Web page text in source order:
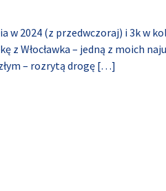
w 2024 (z przedwczoraj) i 3k w
z Włocławka – jedną z moich
– rozrytą drogę […]